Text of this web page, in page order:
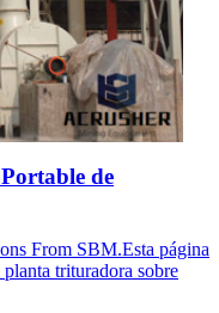
de
From SBM.Esta página
trituradora sobre